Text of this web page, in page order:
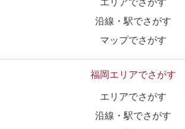
エリアでさがす
沿線・駅でさがす
マップでさがす
福岡エリアでさがす
エリアでさがす
沿線・駅でさがす